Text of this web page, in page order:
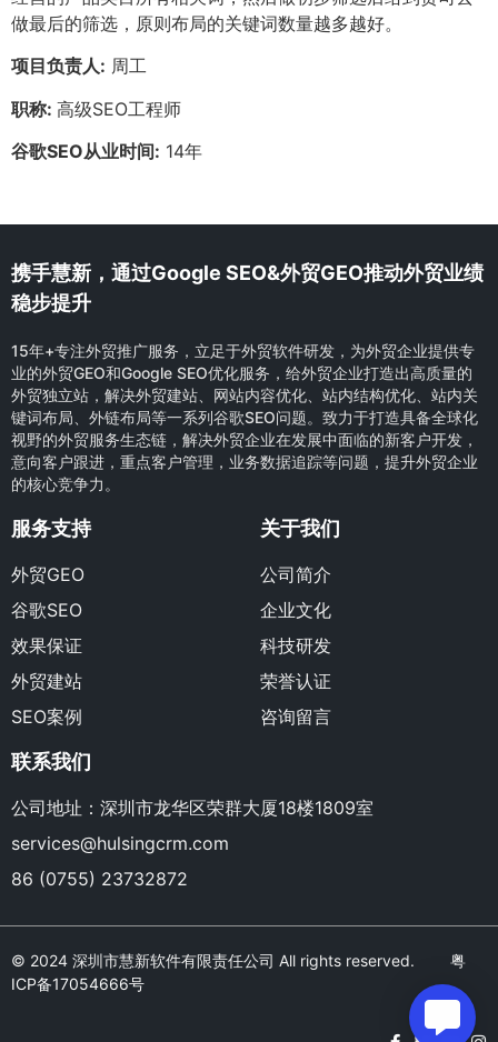
做最后的筛选，原则布局的关键词数量越多越好。
项目负责人: 周工
职称: 高级SEO工程师
谷歌SEO从业时间: 14年
携手慧新，通过Google SEO&外贸GEO推动外贸业绩
稳步提升
15年+专注外贸推广服务，立足于外贸软件研发，为外贸企业提供专
业的外贸GEO和Google SEO优化服务，给外贸企业打造出高质量的
外贸独立站，解决外贸建站、网站内容优化、站内结构优化、站内关
键词布局、外链布局等一系列谷歌SEO问题。致力于打造具备全球化
视野的外贸服务生态链，解决外贸企业在发展中面临的新客户开发，
意向客户跟进，重点客户管理，业务数据追踪等问题，提升外贸企业
的核心竞争力。
服务支持
外贸GEO
谷歌SEO
效果保证
外贸建站
SEO案例
关于我们
公司简介
企业文化
科技研发
荣誉认证
咨询留言
联系我们
公司地址：深圳市龙华区荣群大厦18楼1809室
services@hulsingcrm.com
86 (0755) 23732872
© 2024 深圳市慧新软件有限责任公司 All rights reserved. 粤
ICP备17054666号